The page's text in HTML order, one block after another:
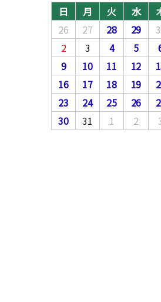
日 月 火 水
26
27 28 29
2
3 4 5
9
10 11 12
16
17 18 19
23
24 25 26
30
31 1 2